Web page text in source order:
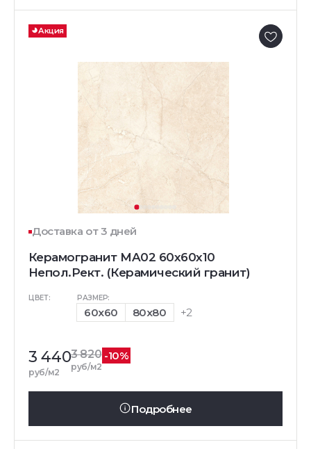
Акция
Доставка от 3 дней
Керамогранит MA02 60x60x10
Непол.Рект. (Керамический гранит)
ЦВЕТ: РАЗМЕР:
60x60 80x80 +2
3 440
руб/м2
3 820
руб/м2
-10%
Подробнее